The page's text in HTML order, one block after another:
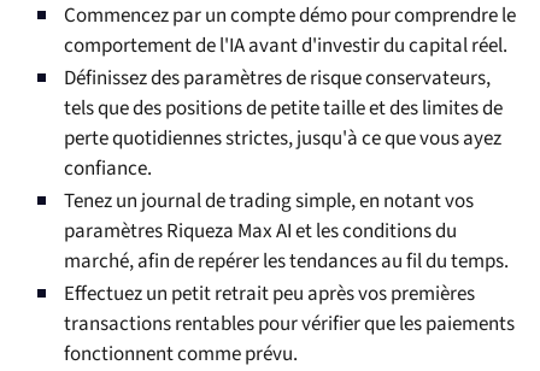
Commencez par un compte démo pour comprendre le
comportement de l'IA avant d'investir du capital réel.
Définissez des paramètres de risque conservateurs,
tels que des positions de petite taille et des limites de
perte quotidiennes strictes, jusqu'à ce que vous ayez
confiance.
Tenez un journal de trading simple, en notant vos
paramètres Riqueza Max AI et les conditions du
marché, afin de repérer les tendances au fil du temps.
Effectuez un petit retrait peu après vos premières
transactions rentables pour vérifier que les paiements
fonctionnent comme prévu.